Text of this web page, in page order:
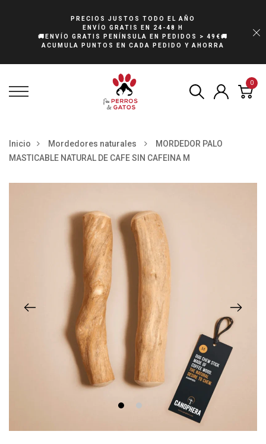
PRECIOS JUSTOS TODO EL AÑO
ENVÍO GRATIS EN 24-48 H
🚚ENVÍO GRATIS PENÍNSULA EN PEDIDOS > 49€🚚
ACUMULA PUNTOS EN CADA PEDIDO Y AHORRA
0
Inicio Mordedores naturales
MORDEDOR PALO
MASTICABLE NATURAL DE CAFE SIN CAFEINA M
1 2